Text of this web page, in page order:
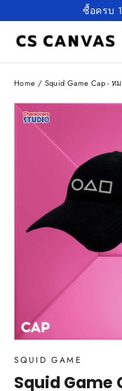
to
content
ซื้อครบ
Home / Squid Game Cap -
SQUID GAME
Squid Game